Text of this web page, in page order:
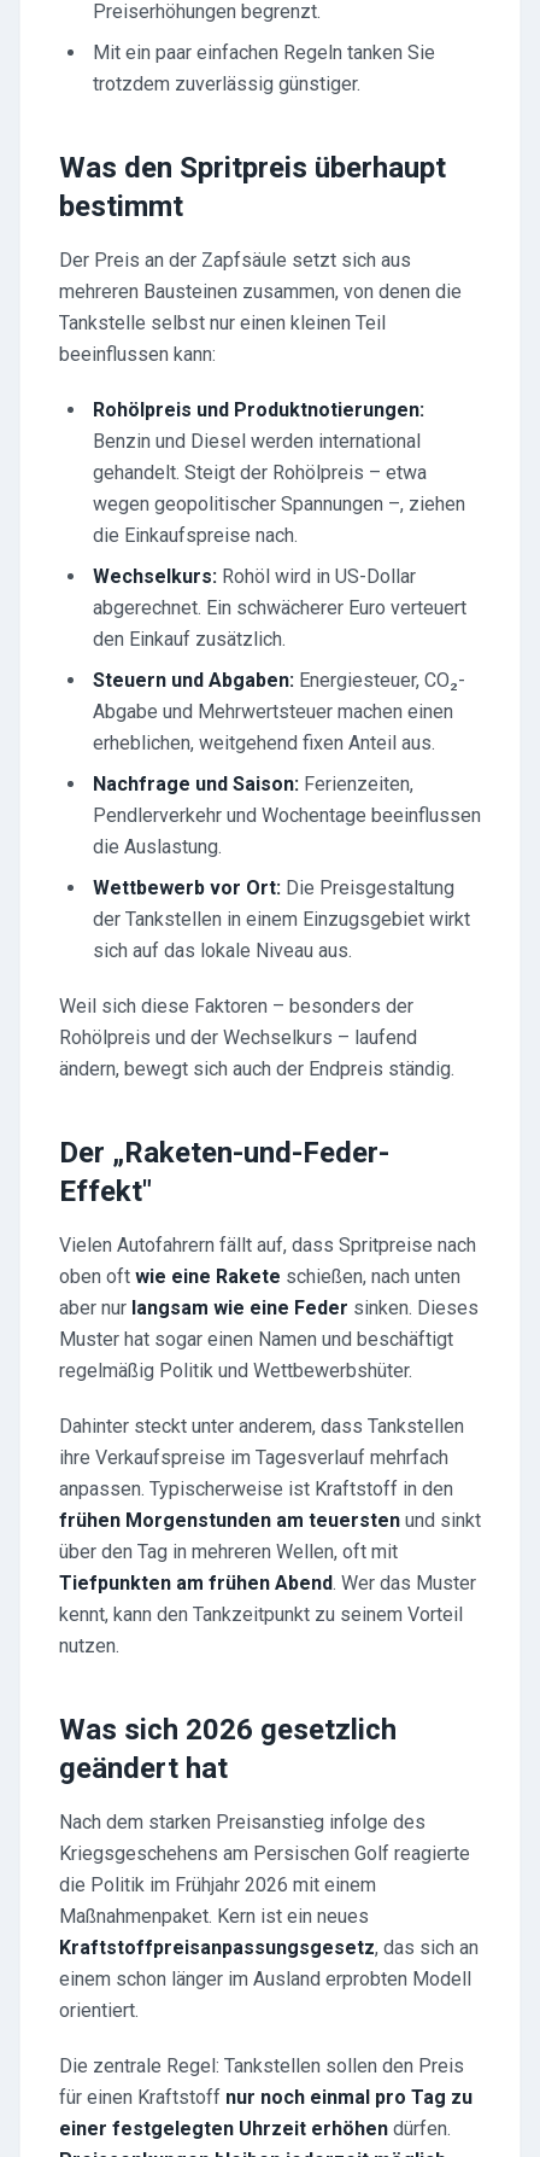
Preiserhöhungen begrenzt.
Mit ein paar einfachen Regeln tanken Sie
trotzdem zuverlässig günstiger.
Was den Spritpreis überhaupt
bestimmt
Der Preis an der Zapfsäule setzt sich aus
mehreren Bausteinen zusammen, von denen die
Tankstelle selbst nur einen kleinen Teil
beeinflussen kann:
Rohölpreis und Produktnotierungen:
Benzin und Diesel werden international
gehandelt. Steigt der Rohölpreis – etwa
wegen geopolitischer Spannungen –, ziehen
die Einkaufspreise nach.
Wechselkurs: Rohöl wird in US-Dollar
abgerechnet. Ein schwächerer Euro verteuert
den Einkauf zusätzlich.
Steuern und Abgaben: Energiesteuer, CO₂-
Abgabe und Mehrwertsteuer machen einen
erheblichen, weitgehend fixen Anteil aus.
Nachfrage und Saison: Ferienzeiten,
Pendlerverkehr und Wochentage beeinflussen
die Auslastung.
Wettbewerb vor Ort: Die Preisgestaltung
der Tankstellen in einem Einzugsgebiet wirkt
sich auf das lokale Niveau aus.
Weil sich diese Faktoren – besonders der
Rohölpreis und der Wechselkurs – laufend
ändern, bewegt sich auch der Endpreis ständig.
Der „Raketen-und-Feder-
Effekt"
Vielen Autofahrern fällt auf, dass Spritpreise nach
oben oft wie eine Rakete schießen, nach unten
aber nur langsam wie eine Feder sinken. Dieses
Muster hat sogar einen Namen und beschäftigt
regelmäßig Politik und Wettbewerbshüter.
Dahinter steckt unter anderem, dass Tankstellen
ihre Verkaufspreise im Tagesverlauf mehrfach
anpassen. Typischerweise ist Kraftstoff in den
frühen Morgenstunden am teuersten und sinkt
über den Tag in mehreren Wellen, oft mit
Tiefpunkten am frühen Abend. Wer das Muster
kennt, kann den Tankzeitpunkt zu seinem Vorteil
nutzen.
Was sich 2026 gesetzlich
geändert hat
Nach dem starken Preisanstieg infolge des
Kriegsgeschehens am Persischen Golf reagierte
die Politik im Frühjahr 2026 mit einem
Maßnahmenpaket. Kern ist ein neues
Kraftstoffpreisanpassungsgesetz, das sich an
einem schon länger im Ausland erprobten Modell
orientiert.
Die zentrale Regel: Tankstellen sollen den Preis
für einen Kraftstoff nur noch einmal pro Tag zu
einer festgelegten Uhrzeit erhöhen dürfen.